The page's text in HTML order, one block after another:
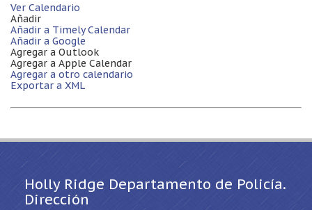
Ver Calendario
Añadir
Añadir a Timely Calendar
Añadir a Google
Agregar a Outlook
Agregar a Apple Calendar
Agregar a otro calendario
Exportar a XML
Holly Ridge Departamento de Policía.
Dirección